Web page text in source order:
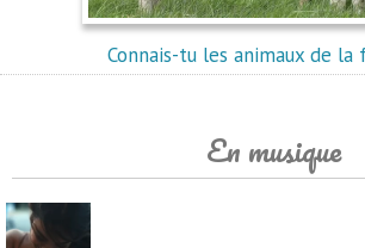
Connais-tu les animaux de la
En musique